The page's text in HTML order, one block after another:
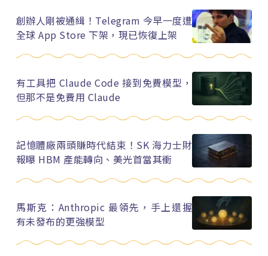
創辦人剛被通緝！Telegram 今早一度遭
全球 App Store 下架，現已恢復上架
有工具把 Claude Code 接到免費模型，
但那不是免費用 Claude
記憶體廠兩頭賺時代結束！SK 海力士財
報曝 HBM 產能轉向、美光首當其衝
馬斯克：Anthropic 最領先，手上還握
有未發布的更強模型